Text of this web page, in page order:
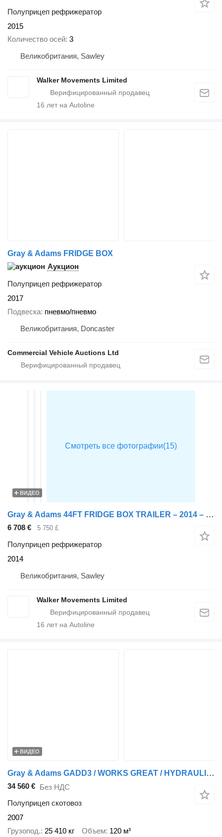
Полуприцеп рефрижератор
2015
Количество осей 3
Великобритания, Sawley
Walker Movements Limited
16 лет на Autoline
Gray & Adams FRIDGE BOX
Аукцион
Полуприцеп рефрижератор
2017
Подвеска пневмо/пневмо
Великобритания, Doncaster
Commercial Vehicle Auctions Ltd
ВИДЕО
Gray & Adams 44FT FRIDGE BOX TRAILER – 2014 – C365516*
6 708 € 5 750 £
Полуприцеп рефрижератор
2014
Великобритания, Sawley
Walker Movements Limited
16 лет на Autoline
ВИДЕО
Gray & Adams GADD3 / WORKS GREAT / HYDRAULIC / 2 LEVELS
34 560 € Без НДС
Полуприцеп скотовоз
2007
Грузопод. 25 410 кг Объем 120 м³